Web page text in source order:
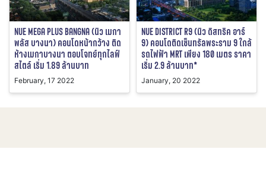
NUE MEGA PLUS BANGNA (นิว เมกา
พลัส บางนา) คอนโดหน้ากว้าง ติด
ห้างเมกาบางนา ตอบโจทย์ทุกไลฟ์
สไตล์ เริ่ม 1.89 ล้านบาท
February, 17 2022
NUE DISTRICT R9 (นิว ดิสทริค อาร์
9) คอนโดติดเซ็นทรัลพระราม 9 ใกล้
รถไฟฟ้า MRT เพียง 180 เมตร ราคา
เริ่ม 2.9 ล้านบาท*
January, 20 2022